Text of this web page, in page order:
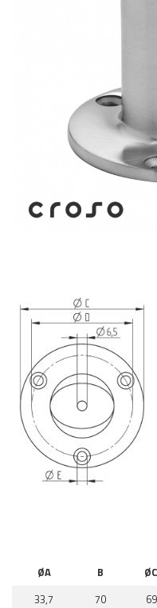
Cabluri si accesorii balustrada
Capace - dopuri capat teava
Capace mascare
Montanti echipati balustrada
Sisteme tabla perforata
Suporturi traverse/garzi
Suruburi - Adezivi - Chimicale
Tevi si bare
ØA B ØC
33,7
70 69